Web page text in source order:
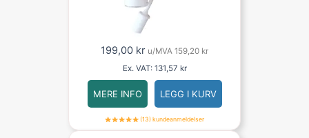
199,00 kr u/MVA 159,20 kr
Ex. VAT: 131,57 kr
MERE INFO LEGG I KURV
(13) kundeanmeldelser